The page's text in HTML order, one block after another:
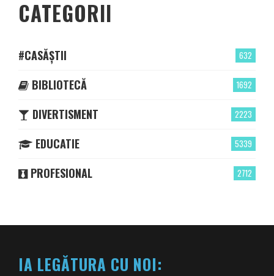
CATEGORII
632
#CASĂȘTII
1692
BIBLIOTECĂ
2223
DIVERTISMENT
5339
EDUCATIE
2712
PROFESIONAL
IA LEGĂTURA CU NOI: